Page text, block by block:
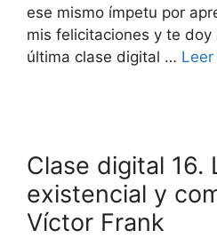
ese mismo ímpetu por
mis felicitaciones y te doy
última clase digital … Leer
Clase digital 16.
existencial y
Víctor Frank